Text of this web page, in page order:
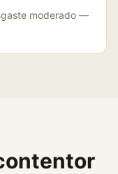
moderado —